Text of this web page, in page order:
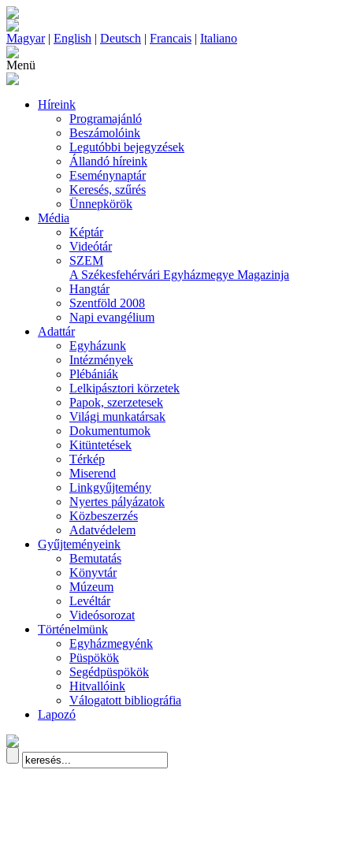
Magyar| English | Deutsch | Francais | Italiano
Menü
Híreink
Programajánló
Beszámolóink
Legutóbbi bejegyzések
Állandó híreink
Eseménynaptár
Keresés, szűrés
Ünnepkörök
Média
Képtár
Videótár
SZEM
A Székesfehérvári Egyházmegye Magazinja
Hangtár
Szentföld 2008
Napi evangélium
Adattár
Egyházunk
Intézmények
Plébániák
Lelkipásztori körzetek
Papok, szerzetesek
Világi munkatársak
Dokumentumok
Kitüntetések
Térkép
Miserend
Linkgyűjtemény
Nyertes pályázatok
Közbeszerzés
Adatvédelem
Gyűjteményeink
Bemutatás
Könyvtár
Múzeum
Levéltár
Videósorozat
Történelmünk
Egyházmegyénk
Püspökök
Segédpüspökök
Hitvallóink
Válogatott bibliográfia
Lapozó